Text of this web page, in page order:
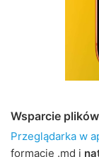
Wsparcie
Przeglądarka w
formacie .md i